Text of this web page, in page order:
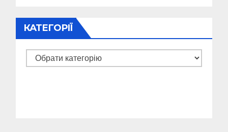
КАТЕГОРІЇ
Категорії